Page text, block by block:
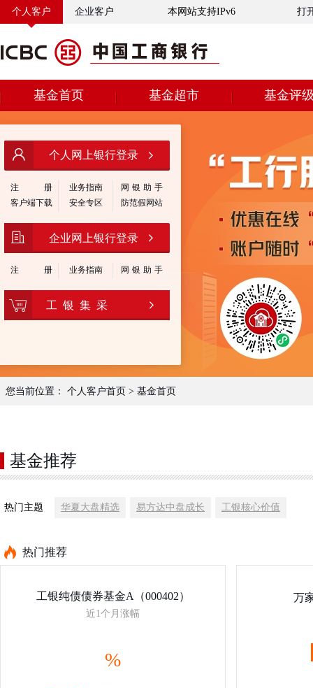
个人客户 企业客户 本网站支持IPv6 打
基金首页 基金超市 基金评
个人网上银行登录
注 册 业务指南
网银助手
客户端下载
安全专区 防范假网站
企业网上银行登录
注 册 业务指南 网银助手
工 银 集 采
您当前位置： 个人客户首页 > 基金首页
基金推荐
热门主题 华夏大盘精选 易方达中盘成长 工银核心价值
热门推荐
工银纯债债券基金A（000402）
近1个月涨幅
%
万